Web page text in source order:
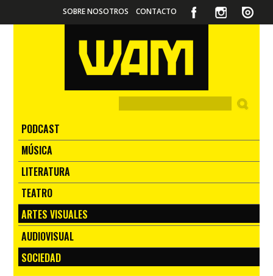
SOBRE NOSOTROS CONTACTO
PODCAST
MÚSICA
LITERATURA
TEATRO
ARTES VISUALES
AUDIOVISUAL
SOCIEDAD